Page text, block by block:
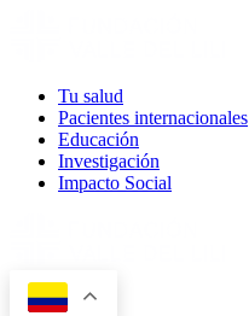
Tu salud
Pacientes internacionales
Educación
Investigación
Impacto Social